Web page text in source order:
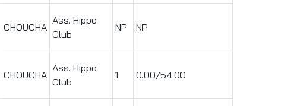
CHOUCHA
Ass. Hippo
Club
NP NP
CHOUCHA
Ass. Hippo
Club
1 0.00/54.00